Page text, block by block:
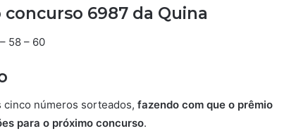
6987 da Quina
58 – 60
cinco números sorteados, fazendo com que o prêmio
para o próximo concurso.